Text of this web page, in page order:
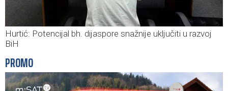
Hurtić: Potencijal bh. dijaspore snažnije uključiti u razvoj
BiH
PROMO